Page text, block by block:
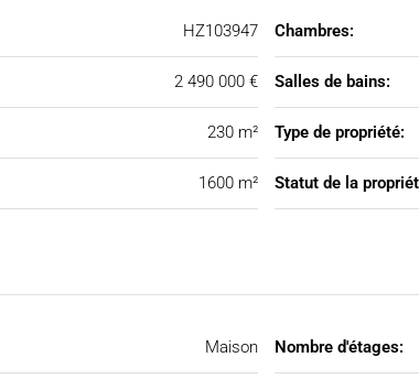
HZ103947
2 490 000 €
230 m²
1600 m²
Chambres:
Salles de bains:
Type de propriété:
Statut de la
Maison Nombre d'étages: